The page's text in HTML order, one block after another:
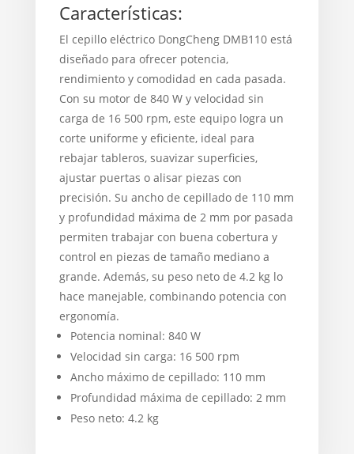
Características:
El cepillo eléctrico DongCheng DMB110 está
diseñado para ofrecer potencia,
rendimiento y comodidad en cada pasada.
Con su motor de 840 W y velocidad sin
carga de 16 500 rpm, este equipo logra un
corte uniforme y eficiente, ideal para
rebajar tableros, suavizar superficies,
ajustar puertas o alisar piezas con
precisión. Su ancho de cepillado de 110 mm
y profundidad máxima de 2 mm por pasada
permiten trabajar con buena cobertura y
control en piezas de tamaño mediano a
grande. Además, su peso neto de 4.2 kg lo
hace manejable, combinando potencia con
ergonomía.
Potencia nominal: 840 W
Velocidad sin carga: 16 500 rpm
Ancho máximo de cepillado: 110 mm
Profundidad máxima de cepillado: 2 mm
Peso neto: 4.2 kg